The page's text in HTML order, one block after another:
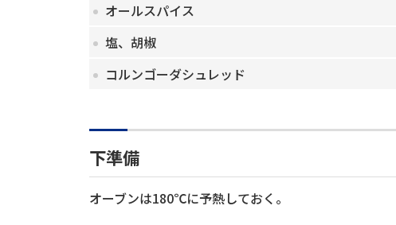
オールスパイス
塩、胡椒
コルンゴーダシュレッド
下準備
オーブンは180℃に予熱しておく。